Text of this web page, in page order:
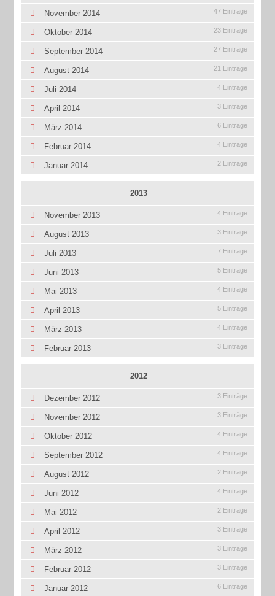
November 2014 47 Einträge
Oktober 2014 23 Einträge
September 2014 27 Einträge
August 2014 21 Einträge
Juli 2014 4 Einträge
April 2014 3 Einträge
März 2014 6 Einträge
Februar 2014 4 Einträge
Januar 2014 2 Einträge
2013
November 2013 4 Einträge
August 2013 3 Einträge
Juli 2013 7 Einträge
Juni 2013 5 Einträge
Mai 2013 4 Einträge
April 2013 5 Einträge
März 2013 4 Einträge
Februar 2013 3 Einträge
2012
Dezember 2012 3 Einträge
November 2012 3 Einträge
Oktober 2012 4 Einträge
September 2012 4 Einträge
August 2012 2 Einträge
Juni 2012 4 Einträge
Mai 2012 2 Einträge
April 2012 3 Einträge
März 2012 3 Einträge
Februar 2012 3 Einträge
Januar 2012 6 Einträge